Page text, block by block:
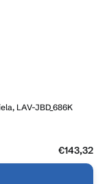
LAV-JBD_686K
€143,32